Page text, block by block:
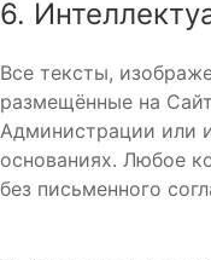
6.
Все тексты,
размещённые на
Администрации или
основаниях. Любое
без письменного